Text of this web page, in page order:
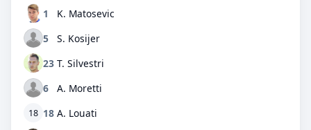
1
K. Matosevic
5
S. Kosijer
23 T. Silvestri
6
A. Moretti
18 18 A. Louati